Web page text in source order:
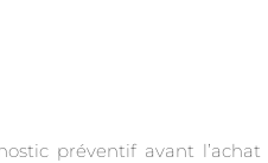
préventif avant